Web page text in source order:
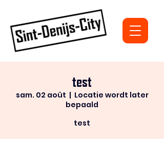
test
sam. 02 août
  |
Locatie wordt later
bepaald
test